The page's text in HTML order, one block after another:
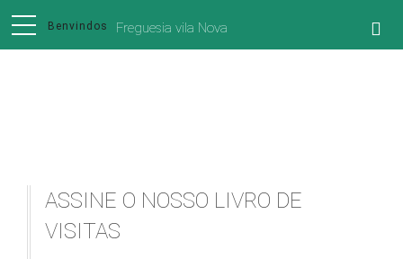
Freguesia vila Nova
ASSINE O NOSSO LIVRO DE
VISITAS